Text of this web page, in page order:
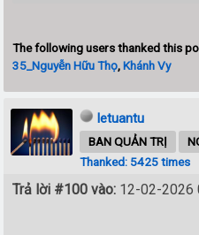
The following users thanked this
35_Nguyễn Hữu Thọ,Khánh Vy
letuantu
BAN QUẢN TRỊ
Thanked: 5425 times
Trả lời #100 vào: 12-02-2026